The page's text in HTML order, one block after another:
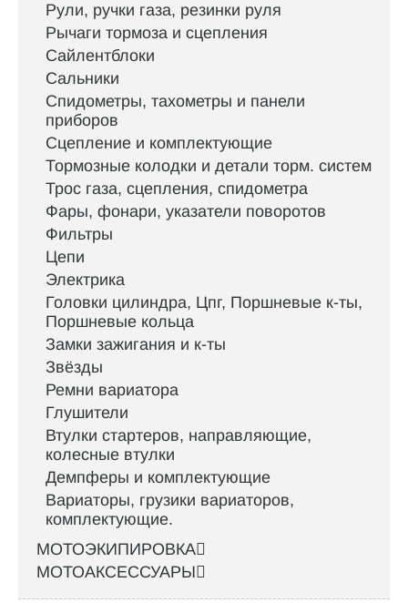
Рули, ручки газа, резинки руля
Рычаги тормоза и сцепления
Сайлентблоки
Сальники
Спидометры, тахометры и панели
приборов
Сцепление и комплектующие
Тормозные колодки и детали торм. систем
Трос газа, сцепления, спидометра
Фары, фонари, указатели поворотов
Фильтры
Цепи
Электрика
Головки цилиндра, Цпг, Поршневые к-ты,
Поршневые кольца
Замки зажигания и к-ты
Звёзды
Ремни вариатора
Глушители
Втулки стартеров, направляющие,
колесные втулки
Демпферы и комплектующие
Вариаторы, грузики вариаторов,
комплектующие.
МОТОЭКИПИРОВКА
МОТОАКСЕССУАРЫ